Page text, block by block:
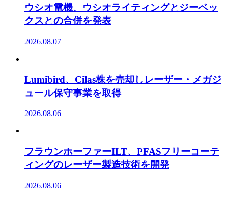
ウシオ電機、ウシオライティングとジーベッ
クスとの合併を発表
2026.08.07
Lumibird、Cilas株を売却しレーザー・メガジ
ュール保守事業を取得
2026.08.06
フラウンホーファーILT、PFASフリーコーテ
ィングのレーザー製造技術を開発
2026.08.06